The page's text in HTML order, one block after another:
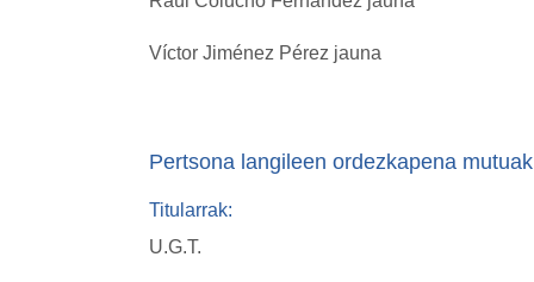
Víctor Jiménez Pérez jauna
Pertsona langileen ordezkapena
Titularrak:
U.G.T.